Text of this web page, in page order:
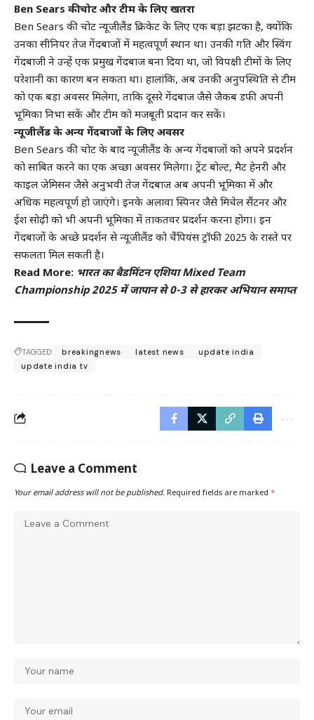
Ben Sears की चोट और टीम के लिए खतरा
Ben Sears की चोट न्यूजीलैंड क्रिकेट के लिए एक बड़ा झटका है, क्योंकि
उनका सीनियर तेज गेंदबाजों में महत्वपूर्ण स्थान था। उनकी गति और स्विंग
गेंदबाजी ने उन्हें एक प्रमुख गेंदबाज बना दिया था, जो विपक्षी टीमों के लिए
परेशानी का कारण बन सकता था। हालांकि, अब उनकी अनुपस्थिति से टीम
को एक बड़ा अवसर मिलेगा, ताकि दूसरे गेंदबाज जैसे जैकब डफी अपनी
भूमिका निभा सकें और टीम को मजबूती प्रदान कर सकें।
न्यूजीलैंड के अन्य गेंदबाजों के लिए अवसर
Ben Sears की चोट के बाद न्यूजीलैंड के अन्य गेंदबाजों को अपने प्रदर्शन
को साबित करने का एक अच्छा अवसर मिलेगा। ट्रेंट बोल्ट, मैट हेनरी और
काइल जेमिसन जैसे अनुभवी तेज गेंदबाज अब अपनी भूमिका में और
अधिक महत्वपूर्ण हो जाएंगे। इनके अलावा स्पिनर जैसे मिचेल सैंटनर और
ईश सोढ़ी को भी अपनी भूमिका में ताकतवर प्रदर्शन करना होगा। इन
गेंदबाजों के अच्छे प्रदर्शन से न्यूजीलैंड को चैंपियंस ट्रॉफी 2025 के रास्ते पर
सफलता मिल सकती है।
Read More: भारत का बैडमिंटन एशिया Mixed Team
Championship 2025 में जापान से 0-3 से हारकर अभियान समाप्त
TAGGED: breakingnews latest news
update india
update india tv
Leave a Comment
Your email address will not be published. Required fields are marked *